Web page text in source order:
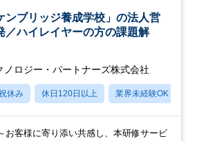
ンブリッジ養成学校」の法人営
／ハイレイヤーの方の課題解
ノロジー・パートナーズ株式会社
休み 休日120日以上 業界未経験OK
お客様に寄り添い共感し、本研修サービ